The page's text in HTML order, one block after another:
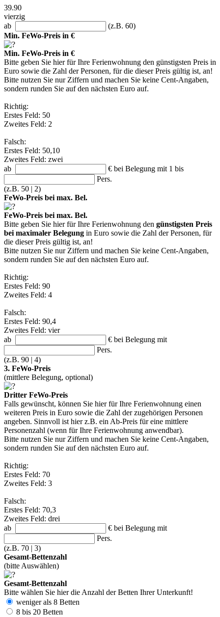
39.90
vierzig
ab
(z.B. 60)
Min. FeWo-Preis in €
Min. FeWo-Preis in €
Bitte geben Sie hier für Ihre Ferienwohnung den günstigsten Preis in
Euro sowie die Zahl der Personen, für die dieser Preis gültig ist, an!
Bitte nutzen Sie nur Ziffern und machen Sie keine Cent-Angaben,
sondern runden Sie auf den nächsten Euro auf.
Richtig:
Erstes Feld: 50
Zweites Feld: 2
Falsch:
Erstes Feld: 50,10
Zweites Feld: zwei
ab
€ bei Belegung mit 1 bis
Pers.
(z.B. 50 | 2)
FeWo-Preis bei max. Bel.
FeWo-Preis bei max. Bel.
Bitte geben Sie hier für Ihre Ferienwohnung den günstigsten Preis
bei maximaler Belegung in Euro sowie die Zahl der Personen, für
die dieser Preis gültig ist, an!
Bitte nutzen Sie nur Ziffern und machen Sie keine Cent-Angaben,
sondern runden Sie auf den nächsten Euro auf.
Richtig:
Erstes Feld: 90
Zweites Feld: 4
Falsch:
Erstes Feld: 90,4
Zweites Feld: vier
ab
€ bei Belegung mit
Pers.
(z.B. 90 | 4)
3. FeWo-Preis
(mittlere Belegung, optional)
Dritter FeWo-Preis
Falls gewünscht, können Sie hier für Ihre Ferienwohnung einen
weiteren Preis in Euro sowie die Zahl der zugehörigen Personen
angeben. Sinnvoll ist hier z.B. ein Ab-Preis für eine mittlere
Personenzahl (wenn für Ihre Ferienwohnung anwendbar).
Bitte nutzen Sie nur Ziffern und machen Sie keine Cent-Angaben,
sondern runden Sie auf den nächsten Euro auf.
Richtig:
Erstes Feld: 70
Zweites Feld: 3
Falsch:
Erstes Feld: 70,3
Zweites Feld: drei
ab
€ bei Belegung mit
Pers.
(z.B. 70 | 3)
Gesamt-Bettenzahl
(bitte Auswählen)
Gesamt-Bettenzahl
Bitte wählen Sie hier die Anzahl der Betten Ihrer Unterkunft!
weniger als 8 Betten
8 bis 20 Betten